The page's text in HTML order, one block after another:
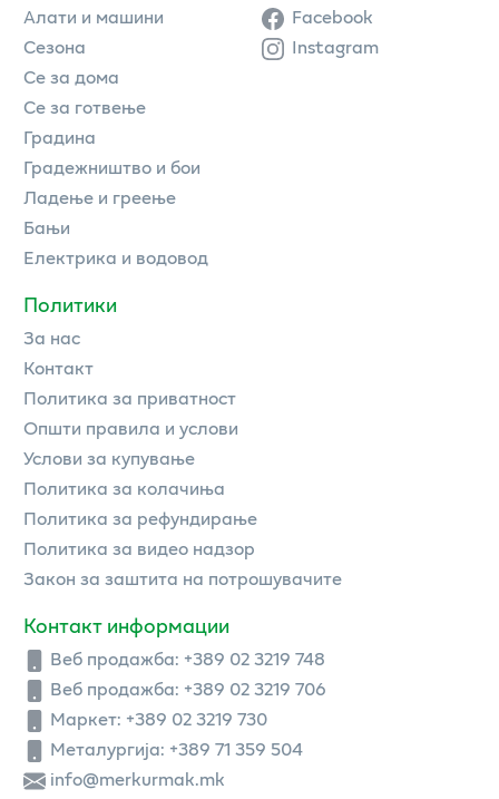
Алати и машини
Сезона
Се за дома
Се за готвење
Градина
Градежништво и бои
Ладење и греење
Бањи
Електрика и водовод
Политики
За нас
Контакт
Политика за приватност
Општи правила и услови
Услови за купување
Политика за колачиња
Политика за рефундирање
Политика за видео надзор
Закон за заштита на потрошувачите
Контакт информации
Веб продажба: +389 02 3219 748
Веб продажба: +389 02 3219 706
Маркет: +389 02 3219 730
Металургија: +389 71 359 504
info@merkurmak.mk
Facebook
Instagram